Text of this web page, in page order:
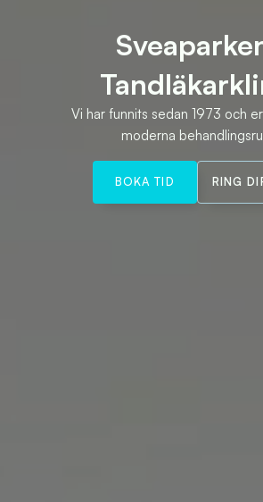
Vi har funnits sedan 1973 och
moderna
BOKA TID RING